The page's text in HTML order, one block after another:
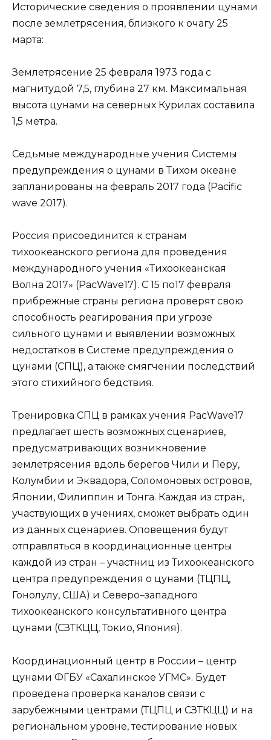
Исторические сведения о проявлении цунами
после землетрясения, близкого к очагу 25
марта:
Землетрясение 25 февраля 1973 года с
магнитудой 7,5, глубина 27 км. Максимальная
высота цунами на северных Курилах составила
1,5 метра.
Седьмые международные учения Системы
предупреждения о цунами в Тихом океане
запланированы на февраль 2017 года (Pacific
wave 2017).
Россия присоединится к странам
тихоокеанского региона для проведения
международного учения «Тихоокеанская
Волна 2017» (PacWave17). С 15 по17 февраля
прибрежные страны региона проверят свою
способность реагирования при угрозе
сильного цунами и выявлении возможных
недостатков в Системе предупреждения о
цунами (СПЦ), а также смягчении последствий
этого стихийного бедствия.
Тренировка СПЦ в рамках учения PacWave17
предлагает шесть возможных сценариев,
предусматривающих возникновение
землетрясения вдоль берегов Чили и Перу,
Колумбии и Эквадора, Соломоновых островов,
Японии, Филиппин и Тонга. Каждая из стран,
участвующих в учениях, сможет выбрать один
из данных сценариев. Оповещения будут
отправляться в координационные центры
каждой из стран – участниц из Тихоокеанского
центра предупреждения о цунами (ТЦПЦ,
Гонолулу, США) и Северо–западного
тихоокеанского консультативного центра
цунами (СЗТКЦЦ, Токио, Япония).
Координационный центр в России – центр
цунами ФГБУ «Сахалинское УГМС». Будет
проведена проверка каналов связи с
зарубежными центрами (ТЦПЦ и СЗТКЦЦ) и на
региональном уровне, тестирование новых